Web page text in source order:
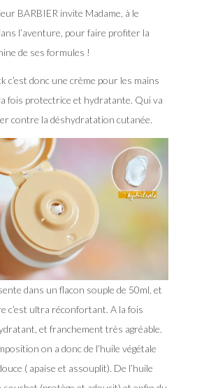
BARBIER invite Madame, à le
l’aventure, pour faire profiter la
de ses formules !
c’est donc une crème pour les mains
fois protectrice et hydratante. Qui va
contre la déshydratation cutanée.
dans un flacon souple de 50ml, et
c’est ultra réconfortant. A la fois
et franchement très agréable.
on a donc de l’huile végétale
( apaise et assouplit). De l’huile